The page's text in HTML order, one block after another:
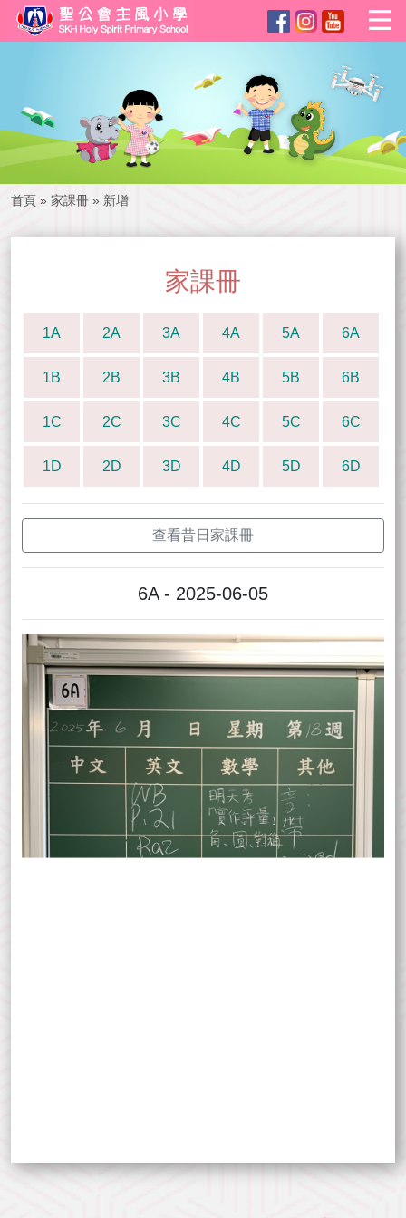
首頁 » 家課冊 » 新增
家課冊
1A 2A 3A 4A 5A 6A
1B 2B 3B 4B 5B 6B
1C 2C 3C 4C 5C 6C
1D 2D 3D 4D 5D 6D
查看昔日家課冊
6A - 2025-06-05